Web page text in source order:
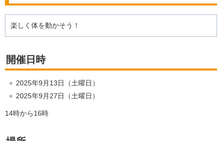
楽しく体を動かそう！
開催日時
2025年9月13日（土曜日）
2025年9月27日（土曜日）
14時から16時